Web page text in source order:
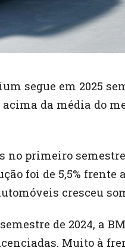
segue em 2025
da média do
no primeiro
foi de 5,5% frente
cresceu
de 2024, a
Muito à